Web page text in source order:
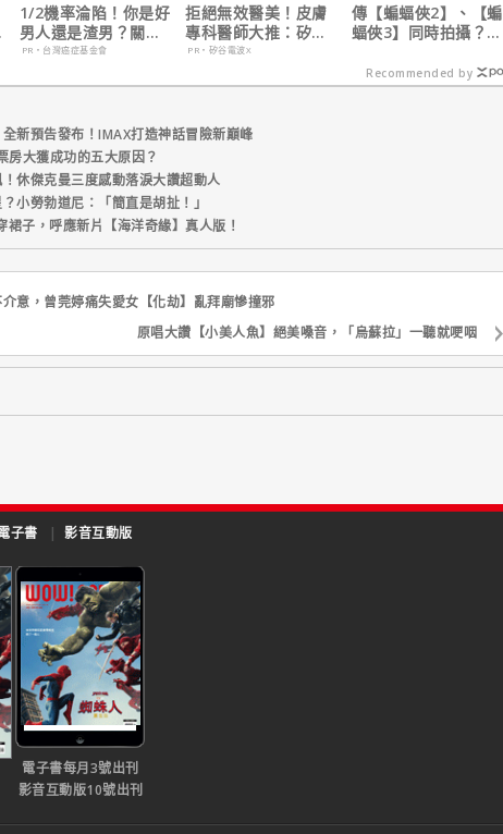
1/2機率淪陷！你是好
男人還是渣男？關鍵
在這
PR・台灣癌症基金會
拒絕無效醫美！皮膚
專科醫師大推：矽谷
電波 X 讓肌膚由內而
PR・矽谷電波X
傳【蝙蝠俠2】、【蝙
蝠俠3】同時拍攝？詹
Recommended by
新預告發布！IMAX打造神話冒險新巔峰
房大獲成功的五大原因？
！休傑克曼三度感動落淚大讚超動人
小勞勃道尼：「簡直是胡扯！」
子，呼應新片【海洋奇緣】真人版！
意，曾莞婷痛失愛女【化劫】亂拜廟慘撞邪
原唱大讚【小美人魚】絕美嗓音，「烏蘇拉」一聽就哽咽
子書 | 影音互動版
電子書每月3號出刊
影音互動版10號出刊